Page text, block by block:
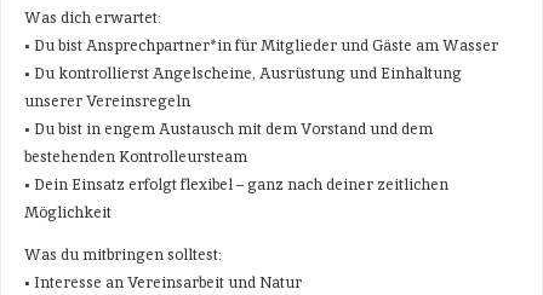
Was dich erwartet:
• Du bist Ansprechpartner*in für Mitglieder und Gäste am Wasser
• Du kontrollierst Angelscheine, Ausrüstung und Einhaltung
unserer Vereinsregeln
• Du bist in engem Austausch mit dem Vorstand und dem
bestehenden Kontrolleursteam
• Dein Einsatz erfolgt flexibel – ganz nach deiner zeitlichen
Möglichkeit
Was du mitbringen solltest:
• Interesse an Vereinsarbeit und Natur